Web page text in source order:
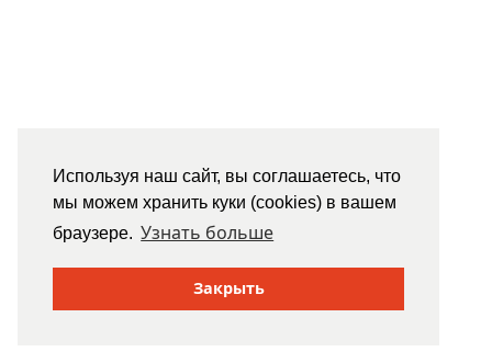
Используя наш сайт, вы соглашаетесь, что
мы можем хранить куки (cookies) в вашем
браузере. Узнать больше
Закрыть